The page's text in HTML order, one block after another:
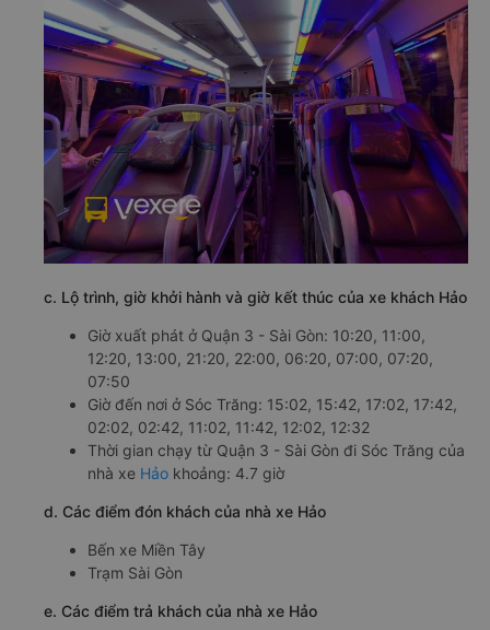
c. Lộ trình, giờ khởi hành và giờ kết thúc của xe khách Hảo
Giờ xuất phát ở Quận 3 - Sài Gòn: 10:20, 11:00,
12:20, 13:00, 21:20, 22:00, 06:20, 07:00, 07:20,
07:50
Giờ đến nơi ở Sóc Trăng: 15:02, 15:42, 17:02, 17:42,
02:02, 02:42, 11:02, 11:42, 12:02, 12:32
Thời gian chạy từ Quận 3 - Sài Gòn đi Sóc Trăng của
nhà xe Hảo khoảng: 4.7 giờ
d. Các điểm đón khách của nhà xe Hảo
Bến xe Miền Tây
Trạm Sài Gòn
e. Các điểm trả khách của nhà xe Hảo